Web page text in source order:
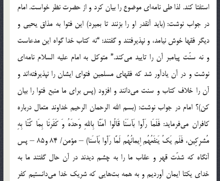
استفتا كند. لذا طي نامه‌اي موضوع را بيان كرد و از حضرت نظر خواست. امام
در جواب نوشت: (بايد آنقدر او را بزنند تا بميرد) اين فتوا به مذاق يحيي و
ديگر فقها خوش نيامد، و نپذيرفتند و گفتند: “نه كتاب خدا گواه اين مدعاست
و نه سنّت پيامبر آن را تاييد مي‌كند.” متوكل به امام عليه السلام نامه‌اي
نوشت و در آن يادآور شد كه فقهاي مسلمين فتواي ايشان را نپذيرفته‌اند و
آن را خلاف كتاب و سنت مي‌دانند و افزود (پس براي ما منبع فتوا را بيان
كن)؟ امام در جواب نوشت: (بسم الله الرحمان الرحيم خداوند متعال درباره
كافران مي‌فرمايد: فَلَمَا رَأَوا بَأسَنَا قَالُوا آمَنَّا بِاللهِ وَحدَهُ وَ كَفَرنَا بِمَا كُنّا بِهِ
مُشرِكِين، فَلَم يَكُ يَنفَعُهُم اِيمانُهُم لَمَّا رَأَوا بَأسَنا) – مؤمن/ 84 و85 – پس
آنگاه كه شدّت قهر و عقاب ما را به چشم ديدند در آن حال گفتند ما به
خداي يكتا ايمان آورديم و به همه بت‌هايي كه شريك خدا مي‌دانستيم كفر